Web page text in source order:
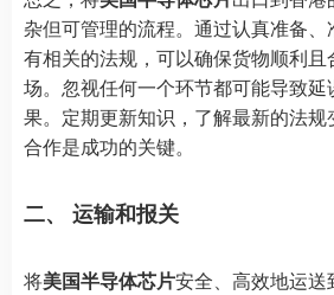
杂但可管理的流程。通过认真准备
有相关的法规，可以确保货物顺利
场。忽视任何一个环节都可能导致
果。定期更新知识，了解最新的法
合作是成功的关键。
二、 运输和报关
将美国半导体芯片安全、高效地运